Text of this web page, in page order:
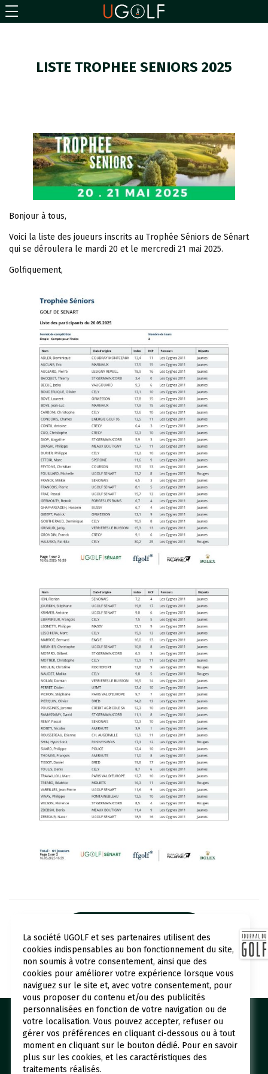
LISTE TROPHEE SENIORS 2025
Bonjour à tous,
Voici la liste des joueurs inscrits au Trophée Séniors de Sénart
qui se déroulera le mardi 20 et le mercredi 21 mai 2025.
Golfiquement,
Revenir aux actualités
Nos golfs
Réserver un green fee
Espace abonné
Initiations
Qui sommes-nous ?
UGOLF Academy
La société UGOLF et ses partenaires utilisent des
cookies indispensables au bon fonctionnement du site,
non soumis à votre consentement, ainsi que des
cookies pour améliorer votre expérience lorsque vous
naviguez sur le site et, avec votre consentement, pour
vous proposer du contenu et/ou des publicités
personnalisées en fonction de votre navigation ou de
votre localisation. Vous pouvez accepter, refuser ou
gérer vos préférences en cliquant ci-dessous ou à tout
moment en cliquant sur le bouton dédié. Pour en savoir
plus sur les cookies, et les caractéristiques des
traitements réalisés.